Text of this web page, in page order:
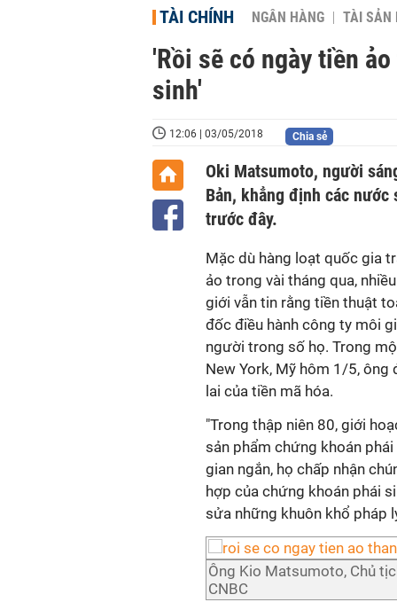
TÀI CHÍNH NGÂN HÀNG TÀI SẢN
'Rồi sẽ có ngày tiền
sinh'
12:06 | 03/05/2018 Chia sẻ
Oki Matsumoto, người
Bản, khẳng định các
trước đây.
Mặc dù hàng loạt quốc gia
ảo trong vài tháng qua,
giới vẫn tin rằng tiền thuật
đốc điều hành công ty môi
người trong số họ. Trong
New York, Mỹ hôm 1/5,
lai của tiền mã hóa.
"Trong thập niên 80, giới
sản phẩm chứng khoán
gian ngắn, họ chấp nhận
hợp của chứng khoán phái
sửa những khuôn khổ pháp
Ông Kio Matsumoto, Chủ
CNBC